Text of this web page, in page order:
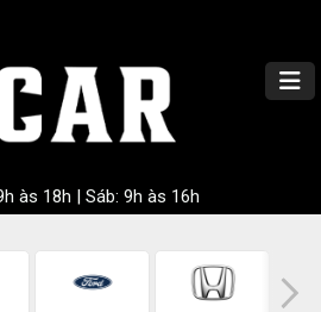
às 18h | Sáb: 9h às 16h